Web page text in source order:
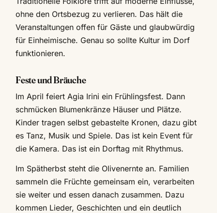
ohne den Ortsbezug zu verlieren. Das hält die
Veranstaltungen offen für Gäste und glaubwürdig
für Einheimische. Genau so sollte Kultur im Dorf
funktionieren.
Feste und Bräuche
Im April feiert Agia Irini ein Frühlingsfest. Dann
schmücken Blumenkränze Häuser und Plätze.
Kinder tragen selbst gebastelte Kronen, dazu gibt
es Tanz, Musik und Spiele. Das ist kein Event für
die Kamera. Das ist ein Dorftag mit Rhythmus.
Im Spätherbst steht die Olivenernte an. Familien
sammeln die Früchte gemeinsam ein, verarbeiten
sie weiter und essen danach zusammen. Dazu
kommen Lieder, Geschichten und ein deutlich